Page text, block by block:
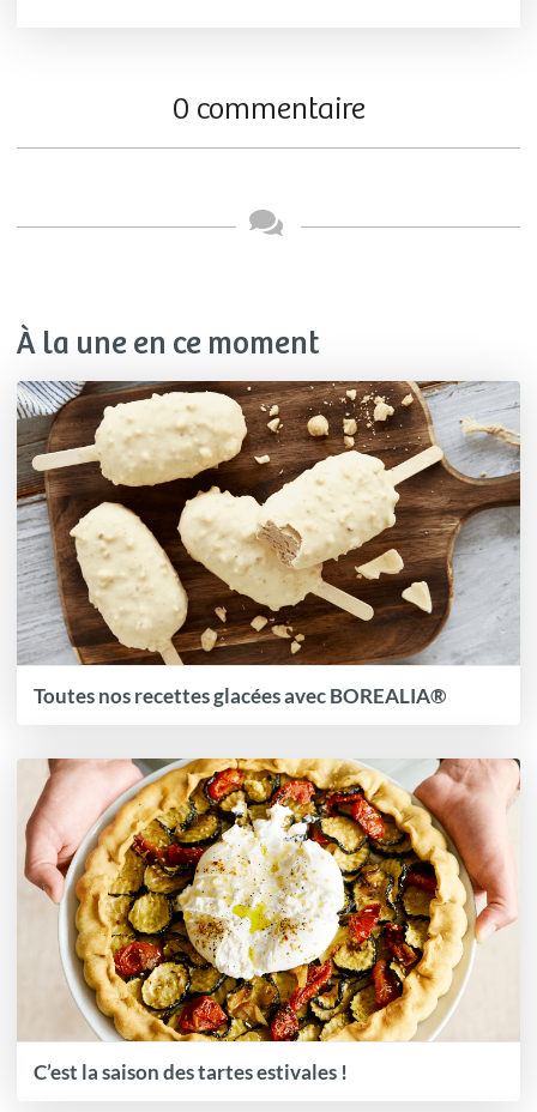
0 commentaire
À la une en ce moment
Toutes nos recettes glacées avec BOREALIA®
C’est la saison des tartes estivales !